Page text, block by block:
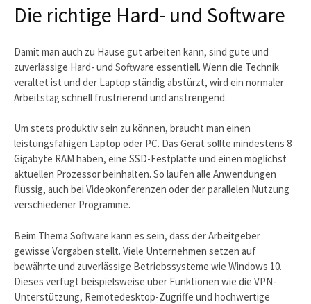
Die richtige Hard- und Software
Damit man auch zu Hause gut arbeiten kann, sind gute und
zuverlässige Hard- und Software essentiell. Wenn die Technik
veraltet ist und der Laptop ständig abstürzt, wird ein normaler
Arbeitstag schnell frustrierend und anstrengend.
Um stets produktiv sein zu können, braucht man einen
leistungsfähigen Laptop oder PC. Das Gerät sollte mindestens 8
Gigabyte RAM haben, eine SSD-Festplatte und einen möglichst
aktuellen Prozessor beinhalten. So laufen alle Anwendungen
flüssig, auch bei Videokonferenzen oder der parallelen Nutzung
verschiedener Programme.
Beim Thema Software kann es sein, dass der Arbeitgeber
gewisse Vorgaben stellt. Viele Unternehmen setzen auf
bewährte und zuverlässige Betriebssysteme wie Windows 10.
Dieses verfügt beispielsweise über Funktionen wie die VPN-
Unterstützung, Remotedesktop-Zugriffe und hochwertige